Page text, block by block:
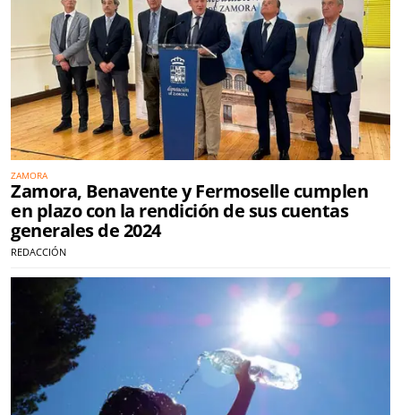
ZAMORA
Zamora, Benavente y Fermoselle cumplen
en plazo con la rendición de sus cuentas
generales de 2024
REDACCIÓN